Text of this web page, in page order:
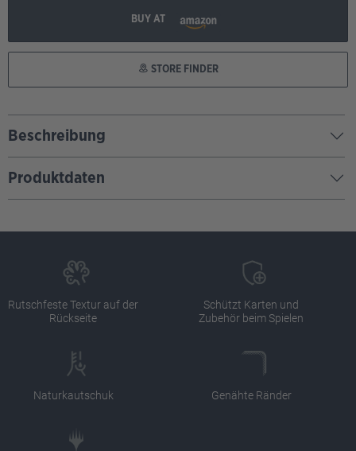
BUY AT
STORE FINDER
Beschreibung
Produktdaten
Rutschfeste Textur auf der
Rückseite
Schützt Karten und
Zubehör beim Spielen
Naturkautschuk Genähte Ränder